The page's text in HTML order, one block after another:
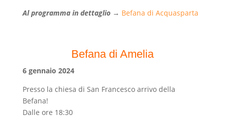
Al programma in dettaglio→ Befana di Acquasparta
Befana di Amelia
6 gennaio 2024
Presso la chiesa di San Francesco arrivo della
Befana!
Dalle ore 18:30